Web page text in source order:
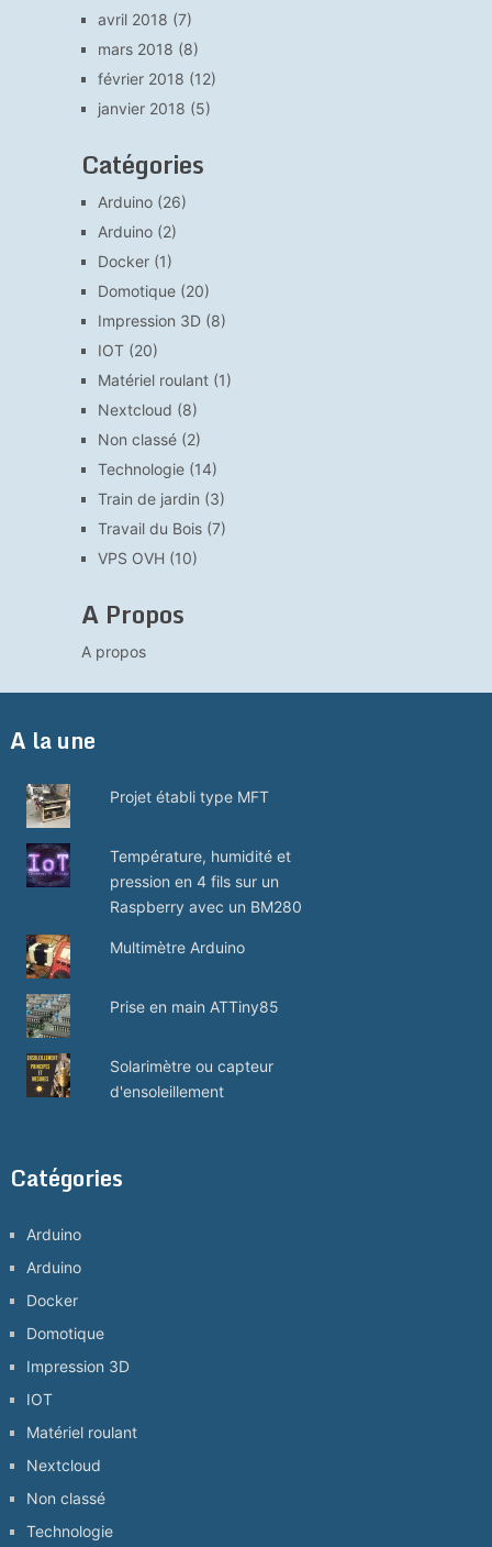
avril 2018 (7)
mars 2018 (8)
février 2018 (12)
janvier 2018 (5)
Catégories
Arduino(26)
Arduino(2)
Docker(1)
Domotique(20)
Impression 3D(8)
IOT(20)
Matériel roulant(1)
Nextcloud (8)
Non classé(2)
Technologie(14)
Train de jardin (3)
Travail du Bois(7)
VPS OVH (10)
A Propos
A propos
A la une
Projet établi type MFT
Température, humidité et
pression en 4 fils sur un
Raspberry avec un BM280
Multimètre Arduino
Prise en main ATTiny85
Solarimètre ou capteur
d'ensoleillement
Catégories
Arduino
Arduino
Docker
Domotique
Impression 3D
IOT
Matériel roulant
Nextcloud
Non classé
Technologie